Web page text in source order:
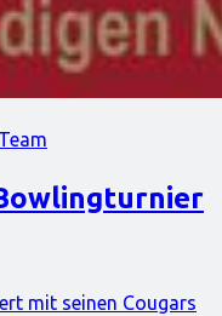
mit seinen Cougars